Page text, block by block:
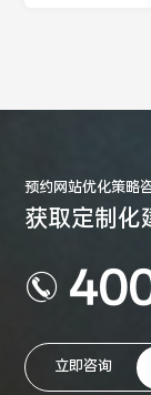
预约网站优化策略
获取定制化
立即咨询